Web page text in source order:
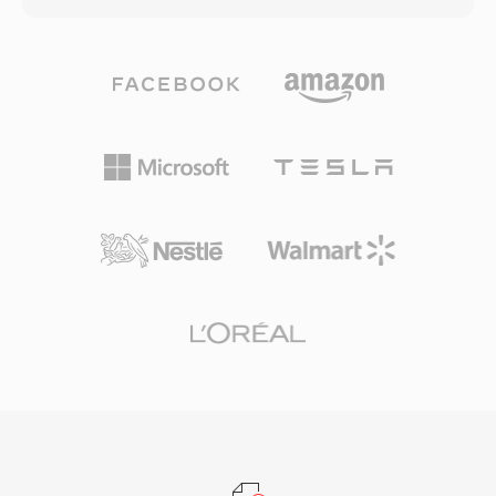
uczynilo ASF popularnym wyborem do
komercyjnej dystrybucji tresci we wczesnych
wiele zsynchronizowanych strumieni, w tym
metadanych. Choc ASF zostal w duzej mierze
zastapiony przez nowocesniejsze kontenery w
starszych ekosystemach mediow Windows i
uzywaja rozszerzenia .wmv do oznaczenia
efektywnosc kompresji porownywalna z
wczesnymi implementacjami H.264,
umiarkowanych szybkosciach transmisji i
gleboko zintegrowany z systemem